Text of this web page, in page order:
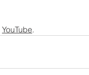
YouTube.